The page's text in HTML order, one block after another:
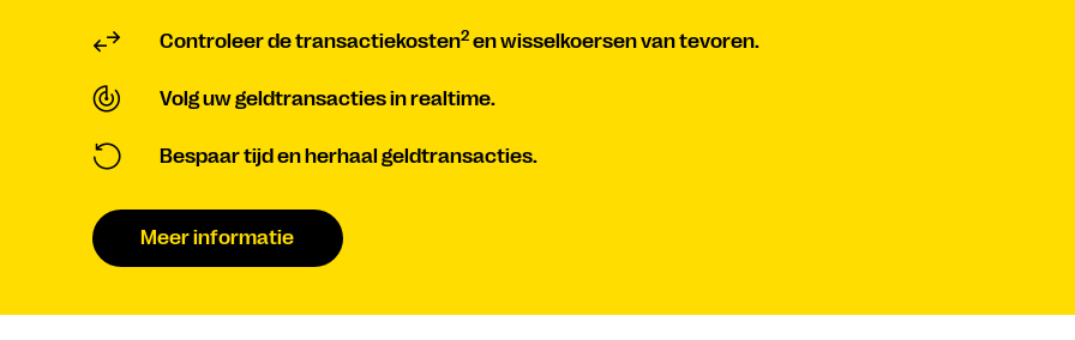
Controleer de transactiekosten2 en wisselkoersen van tevoren.
Volg uw geldtransacties in realtime.
Bespaar tijd en herhaal geldtransacties.
Meer informatie